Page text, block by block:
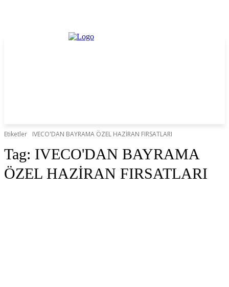
Etiketler IVECO'DAN BAYRAMA ÖZEL HAZİRAN FIRSATLARI
Tag: IVECO'DAN BAYRAMA
ÖZEL HAZİRAN FIRSATLARI